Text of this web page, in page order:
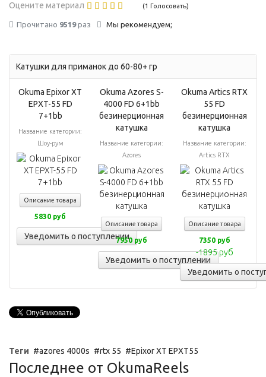
Оцените материал (1 Голосовать)
Прочитано 9519раз Мы рекомендуем;
Катушки для приманок до 60-80+ гр
Okuma Epixor XT
EPXT-55 FD
7+1bb
Название категории:
Шоу-рум
Описание товара
5830 руб
Уведомить о поступлении
Okuma Azores S-
4000 FD 6+1bb
безинерционная
катушка
Название категории:
Azores
Описание товара
7950 руб
Уведомить о поступлении
Okuma Artics RTX
55 FD
безинерционная
катушка
Название категории:
Artics RTX
Описание товара
7350 руб
-1895 руб
Уведомить о
Теги azores 4000s rtx 55 Epixor XT EPXT55
Последнее от OkumaReels